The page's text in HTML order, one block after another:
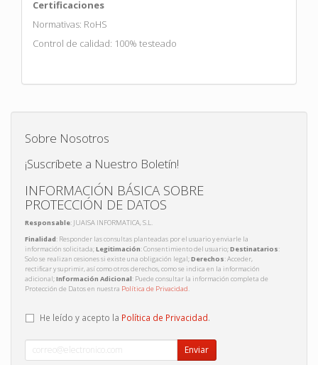
Certificaciones
Normativas: RoHS
Control de calidad: 100% testeado
Sobre Nosotros
¡Suscríbete a Nuestro Boletín!
INFORMACIÓN BÁSICA SOBRE
PROTECCIÓN DE DATOS
Responsable: JUAISA INFORMATICA, S.L.
Finalidad: Responder las consultas planteadas por el usuario y enviarle la
información solicitada;Legitimación: Consentimiento del usuario;Destinatarios:
Solo se realizan cesiones si existe una obligación legal;Derechos: Acceder,
rectificar y suprimir, así como otros derechos, como se indica en la información
adicional;Información Adicional: Puede consultar la información completa de
Protección de Datos en nuestra Política de Privacidad.
He leído y acepto la Política de Privacidad.
Enviar